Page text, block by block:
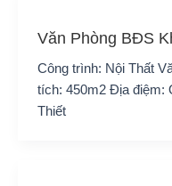
Văn Phòng BĐS
Công trình: Nội Thất
tích: 450m2 Địa điệm:
Thiết